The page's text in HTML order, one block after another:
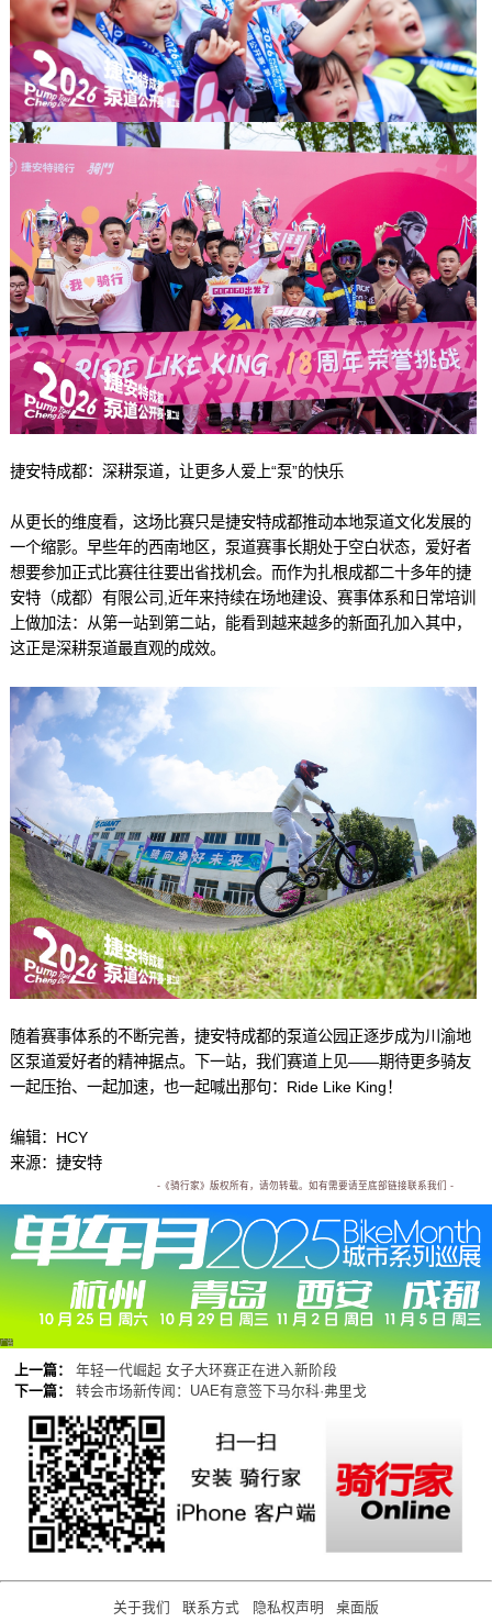
捷安特成都：深耕泵道，让更多人爱上“泵”的快乐
从更长的维度看，这场比赛只是捷安特成都推动本地泵道文化发展的
一个缩影。早些年的西南地区，泵道赛事长期处于空白状态，爱好者
想要参加正式比赛往往要出省找机会。而作为扎根成都二十多年的捷
安特（成都）有限公司,近年来持续在场地建设、赛事体系和日常培训
上做加法：从第一站到第二站，能看到越来越多的新面孔加入其中，
这正是深耕泵道最直观的成效。
随着赛事体系的不断完善，捷安特成都的泵道公园正逐步成为川渝地
区泵道爱好者的精神据点。下一站，我们赛道上见——期待更多骑友
一起压抬、一起加速，也一起喊出那句：Ride Like King！
编辑：HCY
来源：捷安特
-《骑行家》版权所有，请勿转载。如有需要请至底部链接联系我们 -
广告
上一篇：
年轻一代崛起 女子大环赛正在进入新阶段
下一篇：
转会市场新传闻：UAE有意签下马尔科·弗里戈
关于我们 联系方式 隐私权声明 桌面版